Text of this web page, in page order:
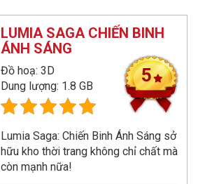
LUMIA SAGA CHIẾN BINH
ÁNH SÁNG
Đồ hoạ: 3D
Dung lượng: 1.8 GB
5
Lumia Saga: Chiến Binh Ánh Sáng sở
hữu kho thời trang không chỉ chất mà
còn mạnh nữa!